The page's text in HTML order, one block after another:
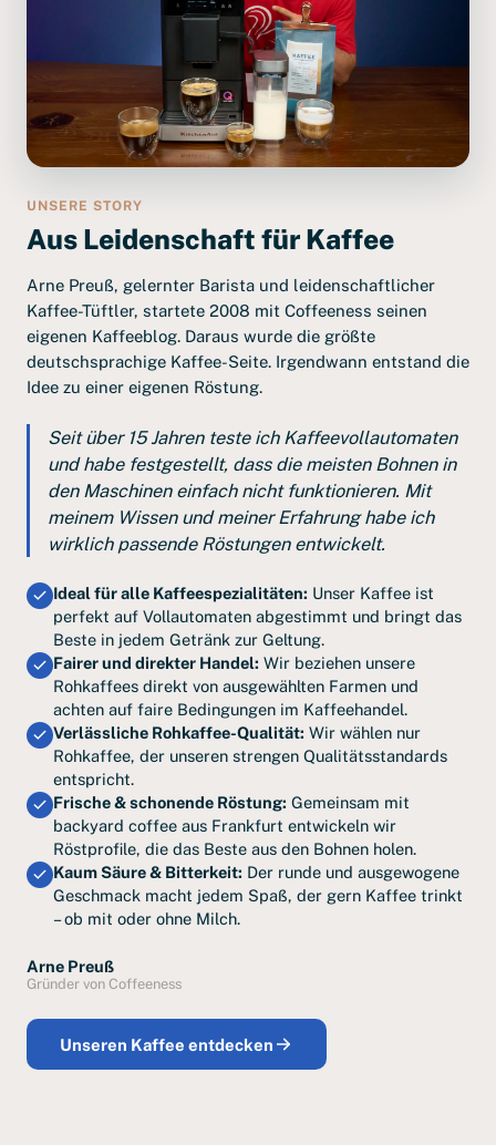
UNSERE STORY
Aus Leidenschaft für Kaffee
Arne Preuß, gelernter Barista und leidenschaftlicher
Kaffee-Tüftler, startete 2008 mit Coffeeness seinen
eigenen Kaffeeblog. Daraus wurde die größte
deutschsprachige Kaffee-Seite. Irgendwann entstand die
Idee zu einer eigenen Röstung.
Seit über 15 Jahren teste ich Kaffeevollautomaten
und habe festgestellt, dass die meisten Bohnen in
den Maschinen einfach nicht funktionieren. Mit
meinem Wissen und meiner Erfahrung habe ich
wirklich passende Röstungen entwickelt.
Ideal für alle Kaffeespezialitäten: Unser Kaffee ist
perfekt auf Vollautomaten abgestimmt und bringt das
Beste in jedem Getränk zur Geltung.
Fairer und direkter Handel: Wir beziehen unsere
Rohkaffees direkt von ausgewählten Farmen und
achten auf faire Bedingungen im Kaffeehandel.
Verlässliche Rohkaffee-Qualität: Wir wählen nur
Rohkaffee, der unseren strengen Qualitätsstandards
entspricht.
Frische & schonende Röstung: Gemeinsam mit
backyard coffee aus Frankfurt entwickeln wir
Röstprofile, die das Beste aus den Bohnen holen.
Kaum Säure & Bitterkeit: Der runde und ausgewogene
Geschmack macht jedem Spaß, der gern Kaffee trinkt
– ob mit oder ohne Milch.
Arne Preuß
Gründer von Coffeeness
Unseren Kaffee entdecken